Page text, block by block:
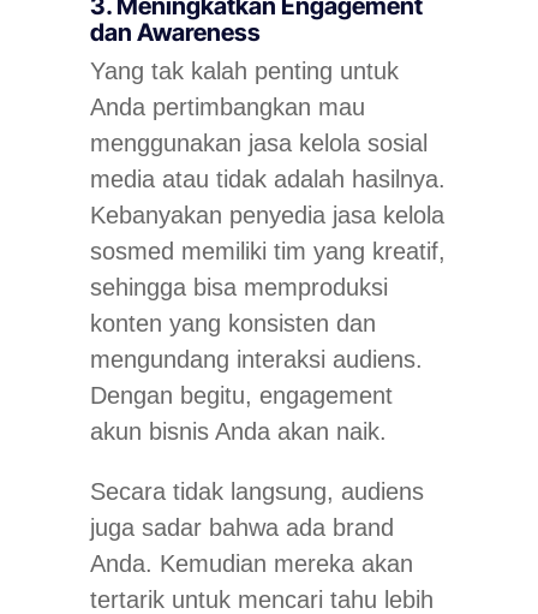
3. Meningkatkan Engagement
dan Awareness
Yang tak kalah penting untuk
Anda pertimbangkan mau
menggunakan jasa kelola sosial
media atau tidak adalah hasilnya.
Kebanyakan penyedia jasa kelola
sosmed memiliki tim yang kreatif,
sehingga bisa memproduksi
konten yang konsisten dan
mengundang interaksi audiens.
Dengan begitu, engagement
akun bisnis Anda akan naik.
Secara tidak langsung, audiens
juga sadar bahwa ada brand
Anda. Kemudian mereka akan
tertarik untuk mencari tahu lebih